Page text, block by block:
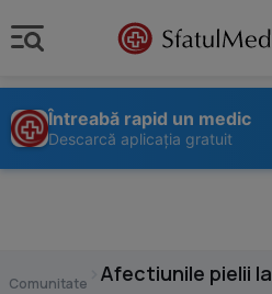
Întreabă rapid un medic
Descarcă aplicația gratuit
Comunitate Afectiunile pielii